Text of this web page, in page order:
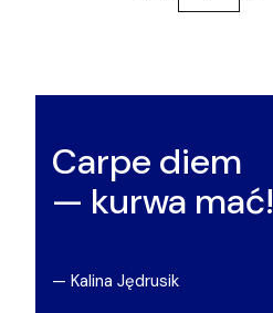
Carpe diem
— kurwa mać!
— Kalina Jędrusik